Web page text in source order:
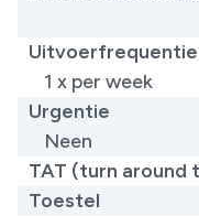
Uitvoerfrequentie
1 x per week
Urgentie
Neen
TAT (turn around
Toestel